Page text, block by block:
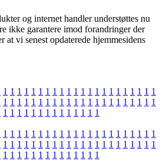
og internet handler understøttes nu
ikke garantere imod forandringer der
at vi senest opdaterede hjemmesidens
1 1 1 1 1 1 1 1 1 1 1 1 1 1 1 1 1 1 1 1 1 1
1 1 1 1 1 1 1 1 1 1 1 1 1 1 1 1 1 1 1 1 1 1
1 1 1 1 1 1 1 1 1 1 1 1 1 1
1 1 1 1 1 1 1 1 1 1 1 1 1 1 1 1 1 1 1 1 1 1
1 1 1 1 1 1 1 1 1 1 1 1 1 1 1 1 1 1 1 1 1 1
1 1 1 1 1 1 1 1 1 1 1 1 1 1